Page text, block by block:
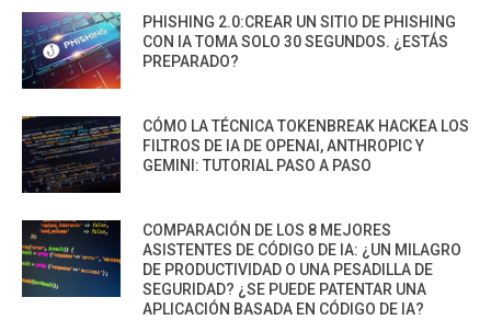
PHISHING 2.0:CREAR UN SITIO DE PHISHING
CON IA TOMA SOLO 30 SEGUNDOS. ¿ESTÁS
PREPARADO?
CÓMO LA TÉCNICA TOKENBREAK HACKEA LOS
FILTROS DE IA DE OPENAI, ANTHROPIC Y
GEMINI: TUTORIAL PASO A PASO
COMPARACIÓN DE LOS 8 MEJORES
ASISTENTES DE CÓDIGO DE IA: ¿UN MILAGRO
DE PRODUCTIVIDAD O UNA PESADILLA DE
SEGURIDAD? ¿SE PUEDE PATENTAR UNA
APLICACIÓN BASADA EN CÓDIGO DE IA?